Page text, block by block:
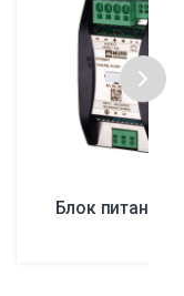
Блок питания